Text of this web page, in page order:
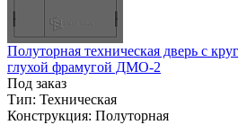
Полуторная техническая дверь с
глухой фрамугой ДМО-2
Под заказ
Тип: Техническая
Конструкция: Полуторная